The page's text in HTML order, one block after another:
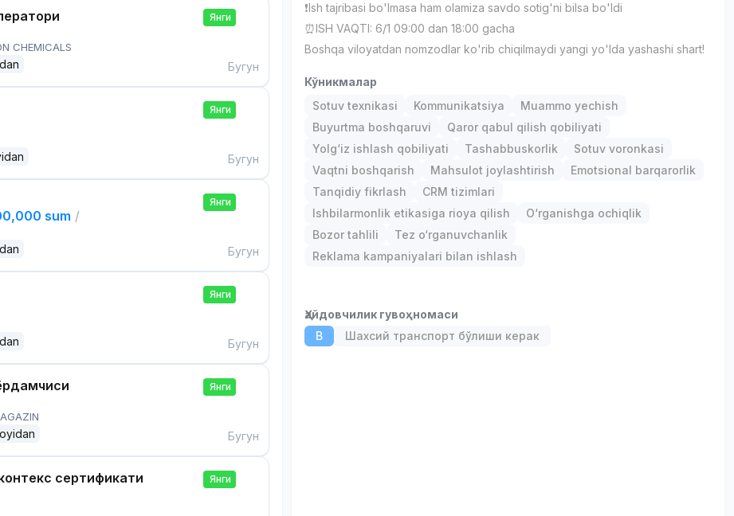
CHEMICALS
Янги
Бугун
Янги
Бугун
sum /
Янги
Бугун
Янги
Бугун
Янги
Бугун
сертификати
Янги
❗️Ish tajribasi bo'lmasa ham olamiza savdo sotig'ni bilsa bo'ldi
⏰ISH VAQTI: 6/1 09:00 dan 18:00 gacha
Boshqa viloyatdan nomzodlar ko'rib chiqilmaydi yangi yo'lda yashashi shart!
Кўникмалар
Sotuv texnikasi
Kommunikatsiya
Muammo yechish
Buyurtma boshqaruvi
Qaror qabul qilish qobiliyati
Yolg‘iz ishlash qobiliyati
Tashabbuskorlik
Sotuv voronkasi
Vaqtni boshqarish
Mahsulot joylashtirish
Emotsional barqarorlik
Tanqidiy fikrlash
CRM tizimlari
Ishbilarmonlik etikasiga rioya qilish
O‘rganishga ochiqlik
Bozor tahlili
Tez o‘rganuvchanlik
Reklama kampaniyalari bilan ishlash
Ҳайдовчилик гувоҳномаси
B
Шахсий транспорт бўлиши керак